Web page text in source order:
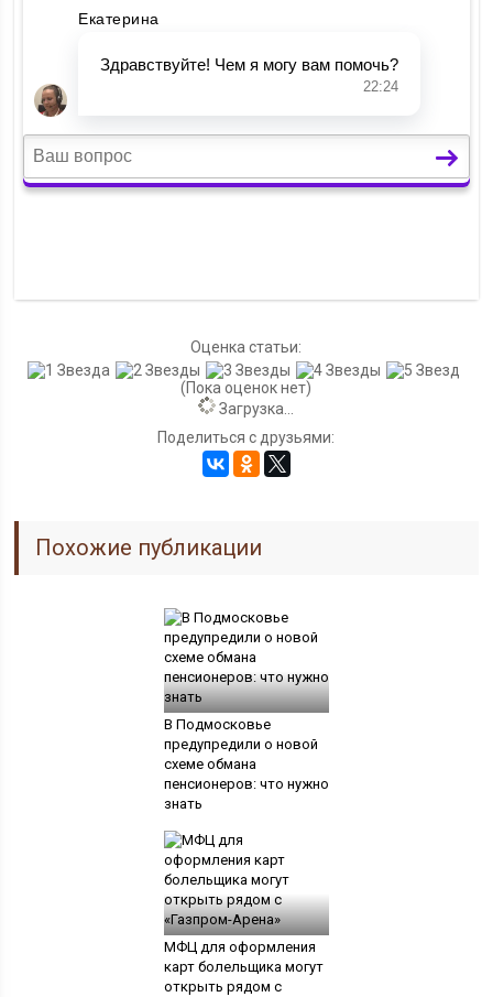
Оценка статьи:
(Пока оценок нет)
Загрузка...
Поделиться с друзьями:
Похожие публикации
В Подмосковье
предупредили о новой
схеме обмана
пенсионеров: что нужно
знать
МФЦ для оформления
карт болельщика могут
открыть рядом с